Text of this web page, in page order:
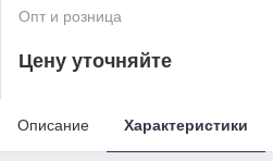
Опт и розница
Цену уточняйте
Описание Характеристики